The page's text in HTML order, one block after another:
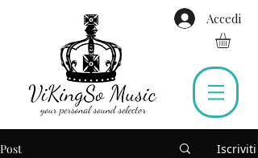
Accedi
Post Iscriviti